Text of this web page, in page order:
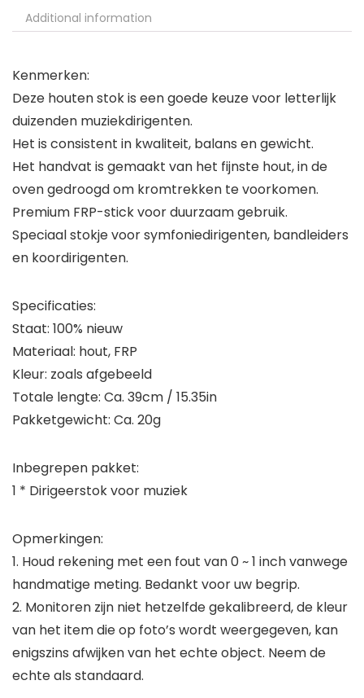
Additional information
Kenmerken:
Deze houten stok is een goede keuze voor letterlijk
duizenden muziekdirigenten.
Het is consistent in kwaliteit, balans en gewicht.
Het handvat is gemaakt van het fijnste hout, in de
oven gedroogd om kromtrekken te voorkomen.
Premium FRP-stick voor duurzaam gebruik.
Speciaal stokje voor symfoniedirigenten, bandleiders
en koordirigenten.
Specificaties:
Staat: 100% nieuw
Materiaal: hout, FRP
Kleur: zoals afgebeeld
Totale lengte: Ca. 39cm / 15.35in
Pakketgewicht: Ca. 20g
Inbegrepen pakket:
1 * Dirigeerstok voor muziek
Opmerkingen:
1. Houd rekening met een fout van 0 ~ 1 inch vanwege
handmatige meting. Bedankt voor uw begrip.
2. Monitoren zijn niet hetzelfde gekalibreerd, de kleur
van het item die op foto’s wordt weergegeven, kan
enigszins afwijken van het echte object. Neem de
echte als standaard.